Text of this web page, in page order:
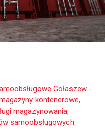
Gołaszew -
kontenerowe,
magazynowania,
samoobsługowych.